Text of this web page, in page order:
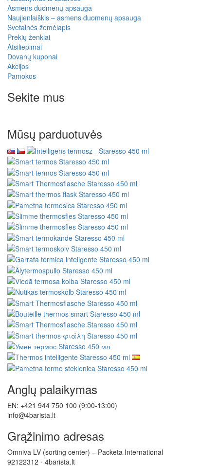
Asmens duomenų apsauga
Naujienlaiškis – asmens duomenų apsauga
Svetainės žemėlapis
Prekių ženklai
Atsiliepimai
Dovanų kuponai
Akcijos
Pamokos
Sekite mus
Mūsų parduotuvės
Anglų palaikymas
EN: +421 944 750 100 (9:00-13:00)
info@4barista.lt
Grąžinimo adresas
Omniva LV (sorting center) – Packeta International
92122312 - 4barista.lt